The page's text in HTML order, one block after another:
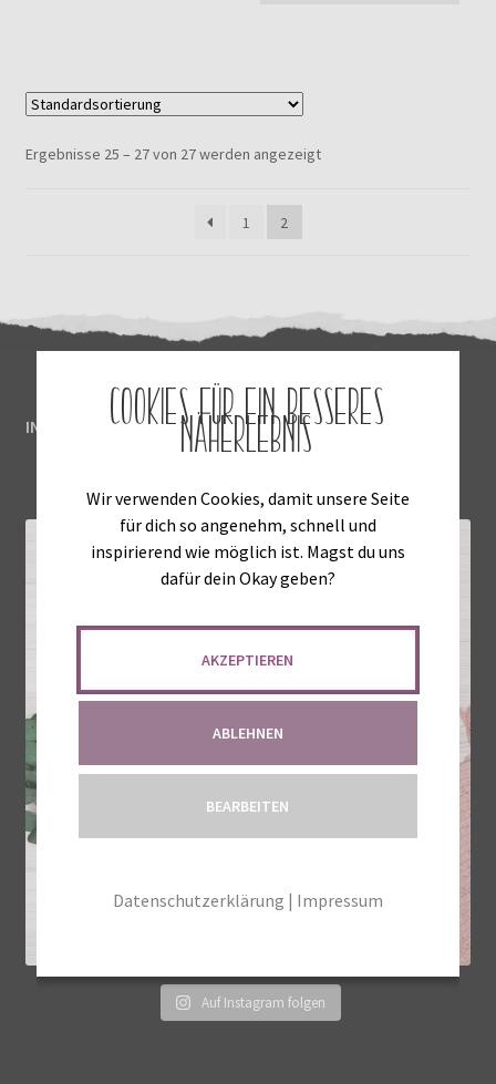
Ergebnisse 25 – 27 von 27 werden angezeigt
1 2
INSTAGRAM
Auf Instagram folgen
Cookies für ein besseres
Näherlebnis
Wir verwenden Cookies, damit unsere Seite
für dich so angenehm, schnell und
inspirierend wie möglich ist. Magst du uns
dafür dein Okay geben?
AKZEPTIEREN
ABLEHNEN
BEARBEITEN
Datenschutzerklärung | Impressum